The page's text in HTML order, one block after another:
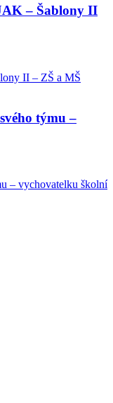
– Šablony II
II – ZŠ a MŠ
týmu –
– vychovatelku školní